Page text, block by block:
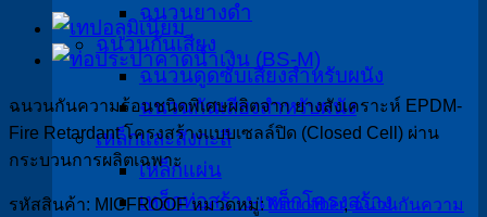
ฉนวนยางดำ
ฉนวนกันเสียง
ฉนวนดูดซับเสียงสำหรับผนัง
ฉนวนกันเสียงสำหรับผนัง
เหล็กและสังกะสี
เหล็กแผ่น
เหล็กท่อสร้าง-เหล็กโครงสร้าง
ฉนวนกันความร้อนชนิดพิเศษผลิตจาก ยางสังเคราะห์ EPDM-
Fire Retardant โครงสร้างแบบเซลล์ปิด (Closed Cell) ผ่าน
กระบวนการผลิตเฉพาะ
รหัสสินค้า: MICFROOF หมวดหมู่:Microfiber,ฉนวนกันความ